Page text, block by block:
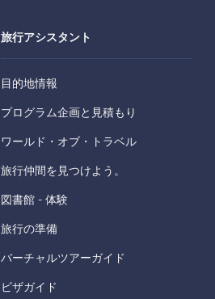
旅行アシスタント
目的地情報
プログラム企画と見積もり
ワールド・オブ・トラベル
旅行仲間を見つけよう。
図書館 - 体験
旅行の準備
バーチャルツアーガイド
ビザガイド